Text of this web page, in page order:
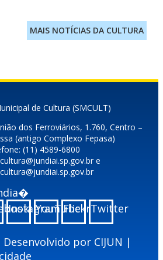
MAIS NOTÍCIAS DA CULTURA
de Cultura (SMCULT)
dos Ferroviários, 1.760, Centro –
(antigo Complexo Fepasa)
(11) 4589-6800
e
Instagram
YouTube
FlickrTwitter
por CIJUN |